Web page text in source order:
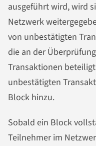
ausgeführt wird, wird
Netzwerk
von unbestätigten
die an der
Transaktionen
unbestätigten
Block hinzu.
Sobald ein Block
Teilnehmer im